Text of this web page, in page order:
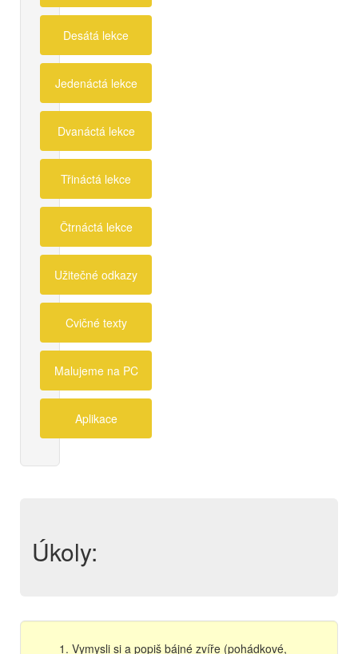
Desátá lekce
Jedenáctá lekce
Dvanáctá lekce
Třináctá lekce
Čtrnáctá lekce
Užitečné odkazy
Cvičné texty
Malujeme na PC
Aplikace
Úkoly:
Vymysli si a popiš bájné zvíře (pohádkové,